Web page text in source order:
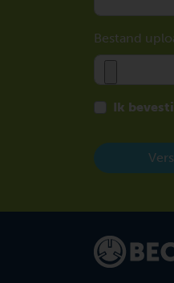
Bestand
Ik